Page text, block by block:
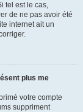
tel est le cas,
de ne pas avoir été
internet ait un
plus me
votre compte
suppriment